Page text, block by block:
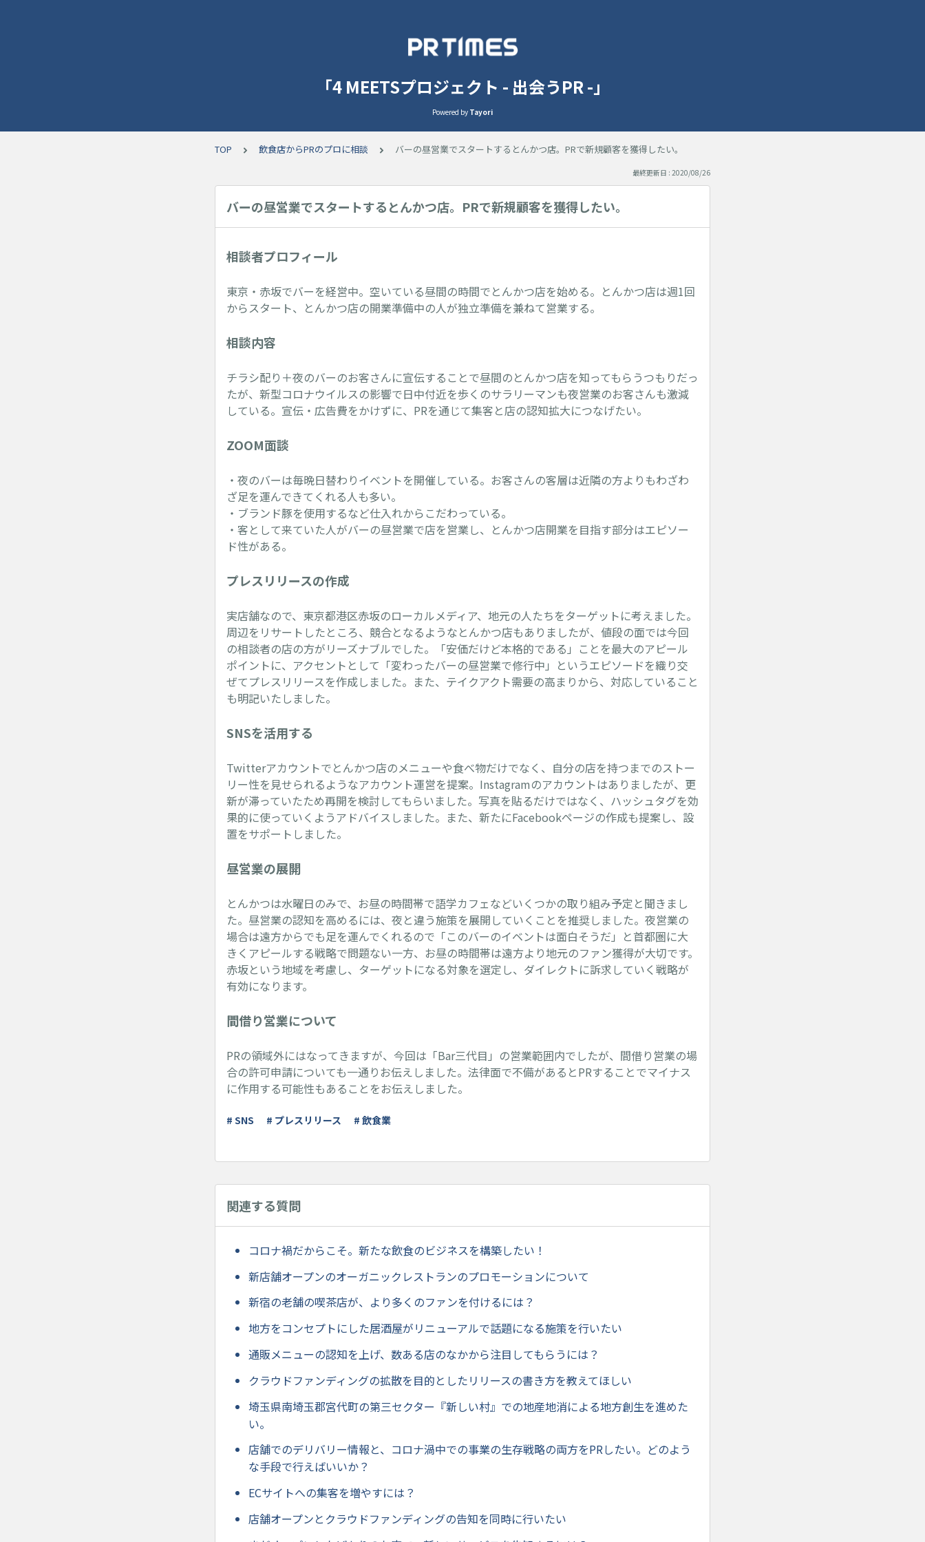
「4 MEETSプロジェクト - 出会うPR -」
Powered by Tayori
TOP 飲食店からPRのプロに相談 バーの昼営業でスタートするとんかつ店。PRで新規顧客を獲得したい。
最終更新日 : 2020/08/26
バーの昼営業でスタートするとんかつ店。PRで新規顧客を獲得したい。
相談者プロフィール
東京・赤坂でバーを経営中。空いている昼間の時間でとんかつ店を始める。とんかつ店は週1回
からスタート、とんかつ店の開業準備中の人が独立準備を兼ねて営業する。
相談内容
チラシ配り＋夜のバーのお客さんに宣伝することで昼間のとんかつ店を知ってもらうつもりだっ
たが、新型コロナウイルスの影響で日中付近を歩くのサラリーマンも夜営業のお客さんも激減
している。宣伝・広告費をかけずに、PRを通じて集客と店の認知拡大につなげたい。
ZOOM面談
・夜のバーは毎晩日替わりイベントを開催している。お客さんの客層は近隣の方よりもわざわ
ざ足を運んできてくれる人も多い。
・ブランド豚を使用するなど仕入れからこだわっている。
・客として来ていた人がバーの昼営業で店を営業し、とんかつ店開業を目指す部分はエピソー
ド性がある。
プレスリリースの作成
実店舗なので、東京都港区赤坂のローカルメディア、地元の人たちをターゲットに考えました。
周辺をリサートしたところ、競合となるようなとんかつ店もありましたが、値段の面では今回
の相談者の店の方がリーズナブルでした。「安価だけど本格的である」ことを最大のアピール
ポイントに、アクセントとして「変わったバーの昼営業で修行中」というエピソードを織り交
ぜてプレスリリースを作成しました。また、テイクアクト需要の高まりから、対応していること
も明記いたしました。
SNSを活用する
Twitterアカウントでとんかつ店のメニューや食べ物だけでなく、自分の店を持つまでのストー
リー性を見せられるようなアカウント運営を提案。Instagramのアカウントはありましたが、更
新が滞っていたため再開を検討してもらいました。写真を貼るだけではなく、ハッシュタグを効
果的に使っていくようアドバイスしました。また、新たにFacebookページの作成も提案し、設
置をサポートしました。
昼営業の展開
とんかつは水曜日のみで、お昼の時間帯で語学カフェなどいくつかの取り組み予定と聞きまし
た。昼営業の認知を高めるには、夜と違う施策を展開していくことを推奨しました。夜営業の
場合は遠方からでも足を運んでくれるので「このバーのイベントは面白そうだ」と首都圏に大
きくアピールする戦略で問題ない一方、お昼の時間帯は遠方より地元のファン獲得が大切です。
赤坂という地域を考慮し、ターゲットになる対象を選定し、ダイレクトに訴求していく戦略が
有効になります。
間借り営業について
PRの領域外にはなってきますが、今回は「Bar三代目」の営業範囲内でしたが、間借り営業の場
合の許可申請についても一通りお伝えしました。法律面で不備があるとPRすることでマイナス
に作用する可能性もあることをお伝えしました。
# SNS # プレスリリース # 飲食業
関連する質問
コロナ禍だからこそ。新たな飲食のビジネスを構築したい！
新店舗オープンのオーガニックレストランのプロモーションについて
新宿の老舗の喫茶店が、より多くのファンを付けるには？
地方をコンセプトにした居酒屋がリニューアルで話題になる施策を行いたい
通販メニューの認知を上げ、数ある店のなかから注目してもらうには？
クラウドファンディングの拡散を目的としたリリースの書き方を教えてほしい
埼玉県南埼玉郡宮代町の第三セクター『新しい村』での地産地消による地方創生を進めた
い。
店舗でのデリバリー情報と、コロナ渦中での事業の生存戦略の両方をPRしたい。どのよう
な手段で行えばいいか？
ECサイトへの集客を増やすには？
店舗オープンとクラウドファンディングの告知を同時に行いたい